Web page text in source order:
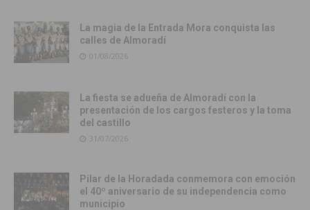
La magia de la Entrada Mora conquista las
calles de Almoradí
01/08/2026
La fiesta se adueña de Almoradí con la
presentación de los cargos festeros y la toma
del castillo
31/07/2026
Pilar de la Horadada conmemora con emoción
el 40º aniversario de su independencia como
municipio